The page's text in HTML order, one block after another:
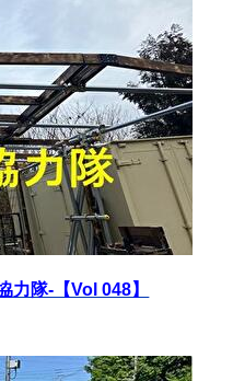
隊‐【Vol 048】